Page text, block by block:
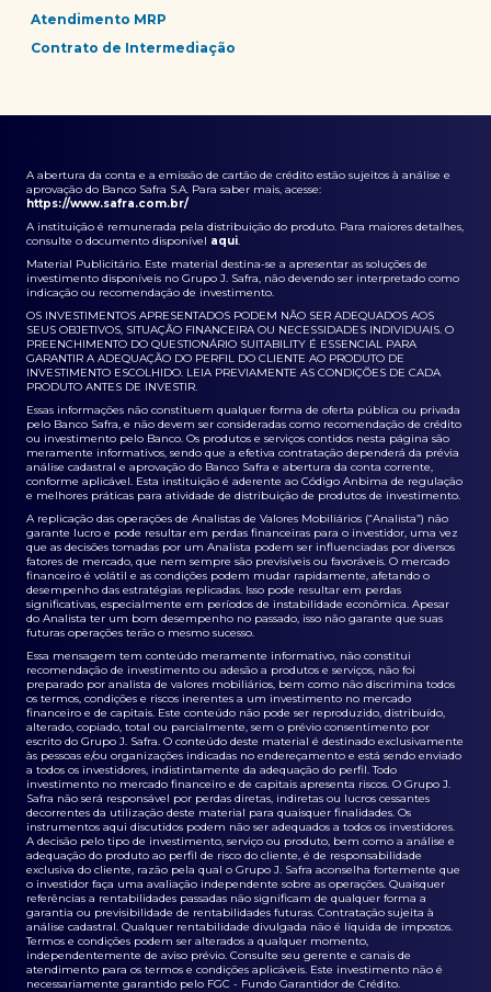
Atendimento MRP
Contrato de Intermediação
A abertura da conta e a emissão de cartão de crédito estão sujeitos à análise e
aprovação do Banco Safra S.A. Para saber mais, acesse:
https://www.safra.com.br/
A instituição é remunerada pela distribuição do produto. Para maiores detalhes,
consulte o documento disponível aqui.
Material Publicitário. Este material destina-se a apresentar as soluções de
investimento disponíveis no Grupo J. Safra, não devendo ser interpretado como
indicação ou recomendação de investimento.
OS INVESTIMENTOS APRESENTADOS PODEM NÃO SER ADEQUADOS AOS
SEUS OBJETIVOS, SITUAÇÃO FINANCEIRA OU NECESSIDADES INDIVIDUAIS. O
PREENCHIMENTO DO QUESTIONÁRIO SUITABILITY É ESSENCIAL PARA
GARANTIR A ADEQUAÇÃO DO PERFIL DO CLIENTE AO PRODUTO DE
INVESTIMENTO ESCOLHIDO. LEIA PREVIAMENTE AS CONDIÇÕES DE CADA
PRODUTO ANTES DE INVESTIR.
Essas informações não constituem qualquer forma de oferta pública ou privada
pelo Banco Safra, e não devem ser consideradas como recomendação de crédito
ou investimento pelo Banco. Os produtos e serviços contidos nesta página são
meramente informativos, sendo que a efetiva contratação dependerá da prévia
análise cadastral e aprovação do Banco Safra e abertura da conta corrente,
conforme aplicável. Esta instituição é aderente ao Código Anbima de regulação
e melhores práticas para atividade de distribuição de produtos de investimento.
A replicação das operações de Analistas de Valores Mobiliários (“Analista”) não
garante lucro e pode resultar em perdas financeiras para o investidor, uma vez
que as decisões tomadas por um Analista podem ser influenciadas por diversos
fatores de mercado, que nem sempre são previsíveis ou favoráveis. O mercado
financeiro é volátil e as condições podem mudar rapidamente, afetando o
desempenho das estratégias replicadas. Isso pode resultar em perdas
significativas, especialmente em períodos de instabilidade econômica. Apesar
do Analista ter um bom desempenho no passado, isso não garante que suas
futuras operações terão o mesmo sucesso.
Essa mensagem tem conteúdo meramente informativo, não constitui
recomendação de investimento ou adesão a produtos e serviços, não foi
preparado por analista de valores mobiliários, bem como não discrimina todos
os termos, condições e riscos inerentes a um investimento no mercado
financeiro e de capitais. Este conteúdo não pode ser reproduzido, distribuído,
alterado, copiado, total ou parcialmente, sem o prévio consentimento por
escrito do Grupo J. Safra. O conteúdo deste material é destinado exclusivamente
às pessoas e/ou organizações indicadas no endereçamento e está sendo enviado
a todos os investidores, indistintamente da adequação do perfil. Todo
investimento no mercado financeiro e de capitais apresenta riscos. O Grupo J.
Safra não será responsável por perdas diretas, indiretas ou lucros cessantes
decorrentes da utilização deste material para quaisquer finalidades. Os
instrumentos aqui discutidos podem não ser adequados a todos os investidores.
A decisão pelo tipo de investimento, serviço ou produto, bem como a análise e
adequação do produto ao perfil de risco do cliente, é de responsabilidade
exclusiva do cliente, razão pela qual o Grupo J. Safra aconselha fortemente que
o investidor faça uma avaliação independente sobre as operações. Quaisquer
referências a rentabilidades passadas não significam de qualquer forma a
garantia ou previsibilidade de rentabilidades futuras. Contratação sujeita à
análise cadastral. Qualquer rentabilidade divulgada não é líquida de impostos.
Termos e condições podem ser alterados a qualquer momento,
independentemente de aviso prévio. Consulte seu gerente e canais de
atendimento para os termos e condições aplicáveis. Este investimento não é
necessariamente garantido pelo FGC - Fundo Garantidor de Crédito.